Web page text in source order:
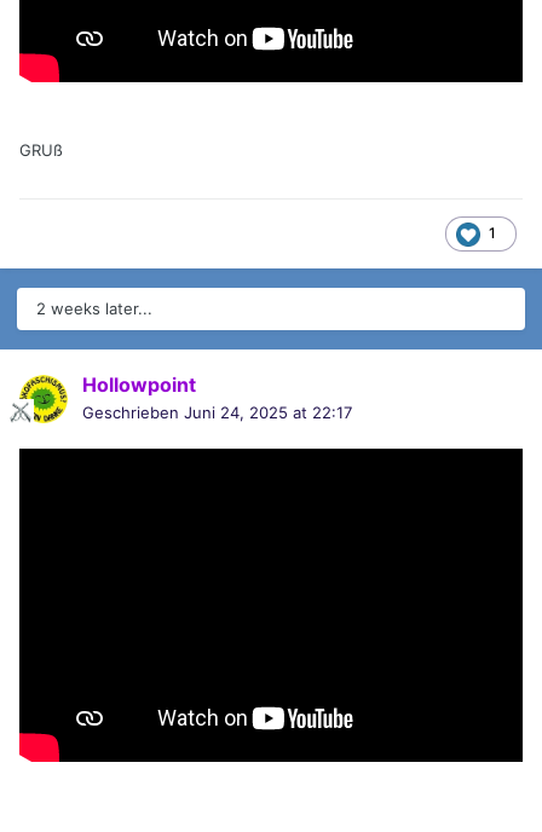
GRUß
1
2 weeks later...
Hollowpoint
Geschrieben Juni 24, 2025 at 22:17